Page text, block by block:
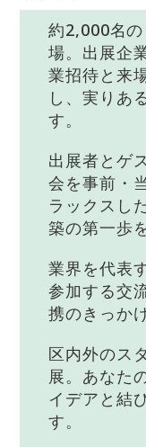
約2,000名
場。出展企
業招待と来
し、実りあ
す。
出展者とゲ
会を事前・
ラックスし
築の第一歩
業界を代表
参加する交
携のきっか
区内外のス
展。あなた
イデアと結
す。